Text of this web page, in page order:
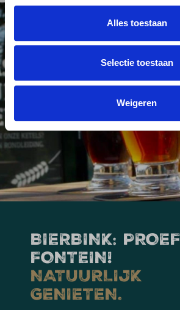
Alles toestaan
Selectie toestaan
Weigeren
BIERBINK:
FONTEIN!
NATUURLIJK
GENIETEN.